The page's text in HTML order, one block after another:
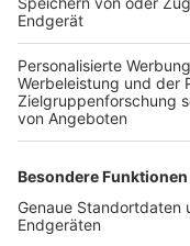
TOP-VEREINE
TOP-PARTNER